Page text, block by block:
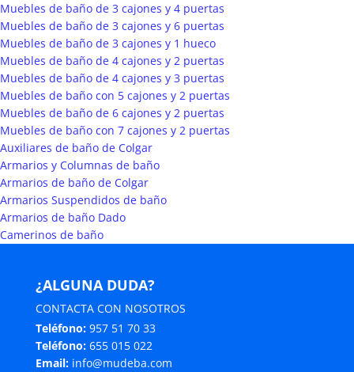
Muebles de baño de 3 cajones y 4 puertas
Muebles de baño de 3 cajones y 6 puertas
Muebles de baño de 3 cajones y 1 hueco
Muebles de baño de 4 cajones y 2 puertas
Muebles de baño de 4 cajones y 3 puertas
Muebles de baño con 5 cajones y 2 puertas
Muebles de baño de 6 cajones y 2 puertas
Muebles de baño con 7 cajones y 2 puertas
Auxiliares de baño de Colgar
Armarios y Columnas de baño
Armarios de baño de Colgar
Armarios Suspendidos de baño
Armarios de baño Dado
Camerinos de baño
¿ALGUNA DUDA?
CONTACTA CON NOSOTROS
Teléfono: 957 51 70 33
Teléfono: 655 015 022
Email: info@mudeba.com